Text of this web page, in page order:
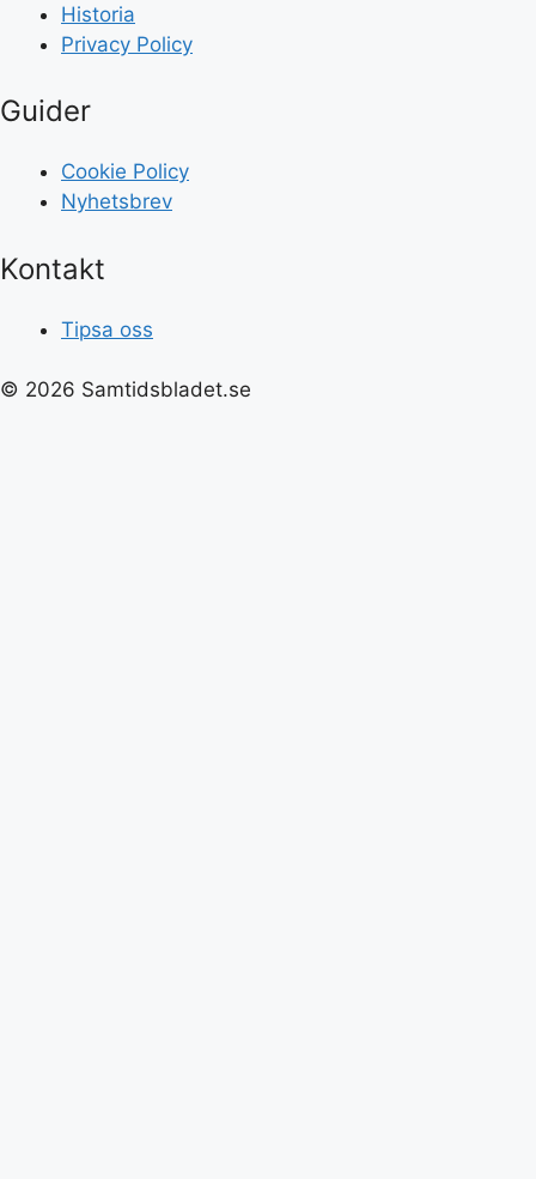
Historia
Privacy Policy
Guider
Cookie Policy
Nyhetsbrev
Kontakt
Tipsa oss
© 2026 Samtidsbladet.se